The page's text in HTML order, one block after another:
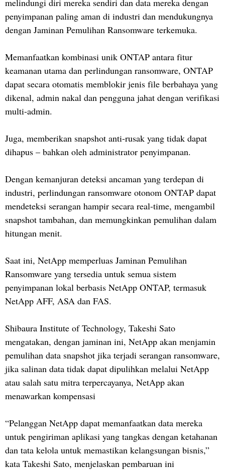
melindungi diri mereka sendiri dan data mereka dengan
penyimpanan paling aman di industri dan mendukungnya
dengan Jaminan Pemulihan Ransomware terkemuka.
Memanfaatkan kombinasi unik ONTAP antara fitur
keamanan utama dan perlindungan ransomware, ONTAP
dapat secara otomatis memblokir jenis file berbahaya yang
dikenal, admin nakal dan pengguna jahat dengan verifikasi
multi-admin.
Juga, memberikan snapshot anti-rusak yang tidak dapat
dihapus – bahkan oleh administrator penyimpanan.
Dengan kemanjuran deteksi ancaman yang terdepan di
industri, perlindungan ransomware otonom ONTAP dapat
mendeteksi serangan hampir secara real-time, mengambil
snapshot tambahan, dan memungkinkan pemulihan dalam
hitungan menit.
Saat ini, NetApp memperluas Jaminan Pemulihan
Ransomware yang tersedia untuk semua sistem
penyimpanan lokal berbasis NetApp ONTAP, termasuk
NetApp AFF, ASA dan FAS.
Shibaura Institute of Technology, Takeshi Sato
mengatakan, dengan jaminan ini, NetApp akan menjamin
pemulihan data snapshot jika terjadi serangan ransomware,
jika salinan data tidak dapat dipulihkan melalui NetApp
atau salah satu mitra terpercayanya, NetApp akan
menawarkan kompensasi
“Pelanggan NetApp dapat memanfaatkan data mereka
untuk pengiriman aplikasi yang tangkas dengan ketahanan
dan tata kelola untuk memastikan kelangsungan bisnis,”
kata Takeshi Sato, menjelaskan pembaruan ini